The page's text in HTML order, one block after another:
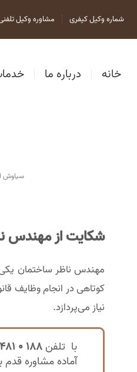
شماره وکیل کیفری مشاوره وکیل تلفنی رایگان 24 ساعته
خانه درباره ما
سیاوش
شکایت از مهندس
مهندس ناظر ساختمان
کوتاهی در انجام وظایف
نیاز می‌پردازد.
با تلفن 188 0 481 0912
آماده مشاوره